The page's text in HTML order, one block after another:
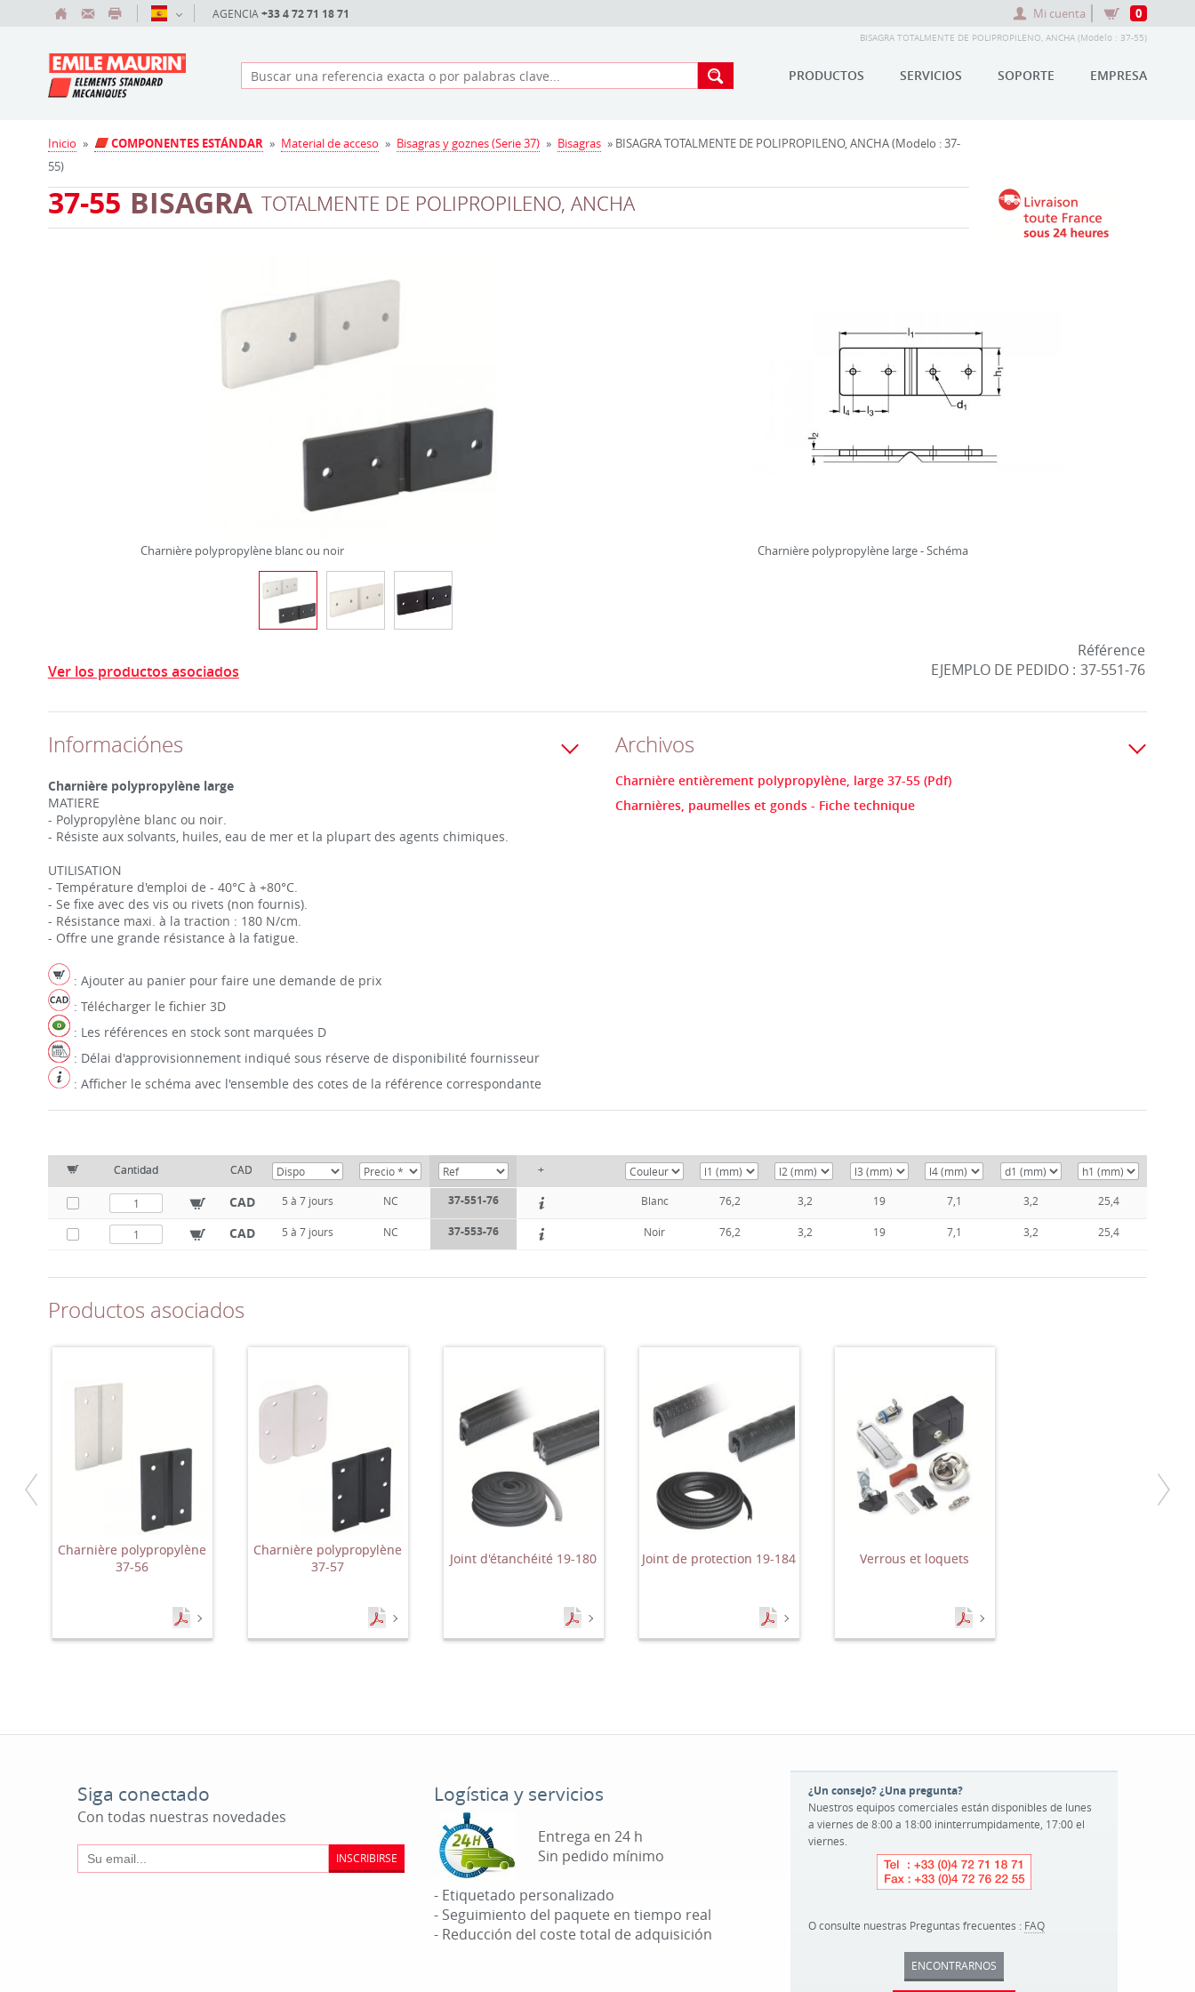
AGENCIA +33 4 72 71 18 71 Mi cuenta 0
BISAGRA TOTALMENTE DE POLIPROPILENO, ANCHA (Modelo : 37-55)
PRODUCTOS SERVICIOS SOPORTE EMPRESA
Inicio » COMPONENTES ESTÁNDAR » Material de acceso » Bisagras y goznes (Serie 37) » Bisagras » BISAGRA TOTALMENTE DE POLIPROPILENO, ANCHA (Modelo : 37-
55)
37-55 BISAGRA TOTALMENTE DE POLIPROPILENO, ANCHA
Charnière polypropylène blanc ou noir Charnière polypropylène large - Schéma
Ver los productos asociados EJEMPLO DE PEDIDO :
Référence
37-551-76
Informaciónes
Charnière polypropylène large
MATIERE
- Polypropylène blanc ou noir.
- Résiste aux solvants, huiles, eau de mer et la plupart des agents chimiques.
UTILISATION
- Température d'emploi de - 40°C à +80°C.
- Se fixe avec des vis ou rivets (non fournis).
- Résistance maxi. à la traction : 180 N/cm.
- Offre une grande résistance à la fatigue.
: Ajouter au panier pour faire une demande de prix
: Télécharger le fichier 3D
: Les références en stock sont marquées D
: Délai d'approvisionnement indiqué sous réserve de disponibilité fournisseur
: Afficher le schéma avec l'ensemble des cotes de la référence correspondante
Archivos
Charnière entièrement polypropylène, large 37-55 (Pdf)
Charnières, paumelles et gonds - Fiche technique
Cantidad CAD +
CAD 5 à 7 jours NC 37-551-76 Blanc 76,2 3,2 19 7,1 3,2 25,4
CAD 5 à 7 jours NC 37-553-76 Noir 76,2 3,2 19 7,1 3,2 25,4
Productos asociados
Charnière polypropylène
37-56
Charnière polypropylène
37-57
Joint d'étanchéité 19-180 Joint de protection 19-184 Verrous et loquets
Siga conectado
Con todas nuestras novedades
INSCRIBIRSE
Logística y servicios
Entrega en 24 h
Sin pedido mínimo
- Etiquetado personalizado
- Seguimiento del paquete en tiempo real
- Reducción del coste total de adquisición
¿Un consejo? ¿Una pregunta?
Nuestros equipos comerciales están disponibles de lunes
a viernes de 8:00 a 18:00 ininterrumpidamente, 17:00 el
viernes.
O consulte nuestras Preguntas frecuentes : FAQ
ENCONTRARNOS